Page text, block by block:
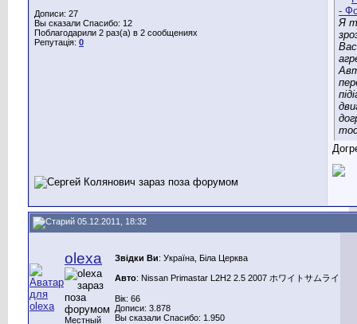
Дописи: 27
Вы сказали Спасибо: 12
Поблагодарили 2 раз(а) в 2 сообщениях
Репутація: 0
Я
05.12.2011, 18:32
olexa
Местный
Звідки Ви: Україна, Біла Церква
Авто: Nissan Primastar L2H2 2.5 2007 ホワイトサムライ
Вік: 66
Дописи: 3.878
Вы сказали Спасибо: 1.950